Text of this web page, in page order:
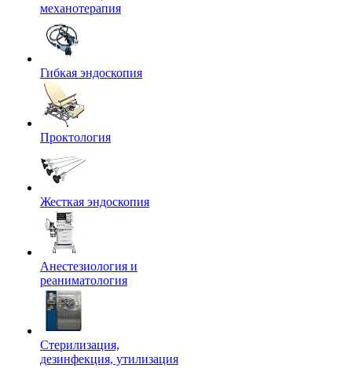
механотерапия
Гибкая эндоскопия
Проктология
Жесткая эндоскопия
Анестезиология и
реаниматология
Стерилизация,
дезинфекция, утилизация